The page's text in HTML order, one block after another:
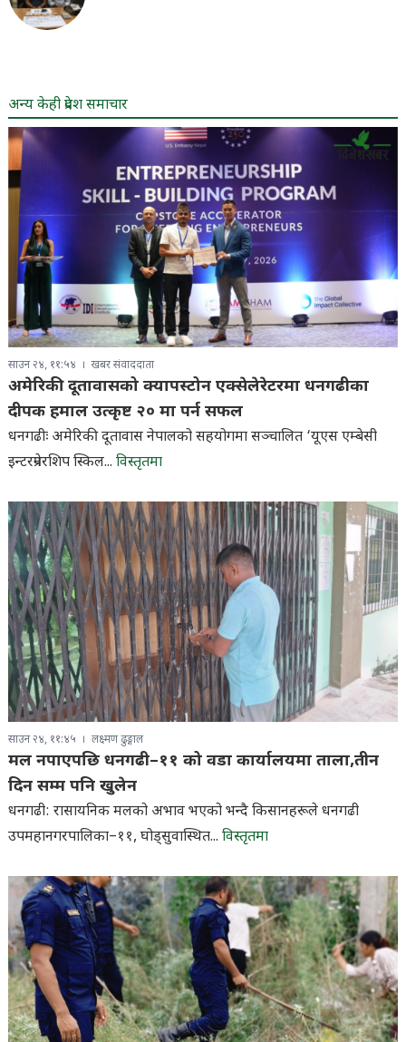
अन्य केही प्रदेश समाचार
साउन २४, ११:५४ खबर संवाददाता
अमेरिकी दूतावासको क्यापस्टोन एक्सेलेरेटरमा धनगढीका
दीपक हमाल उत्कृष्ट २० मा पर्न सफल
धनगढीः अमेरिकी दूतावास नेपालको सहयोगमा सञ्चालित ‘यूएस एम्बेसी
इन्टरप्रेनरशिप स्किल... विस्तृतमा
साउन २४, ११:४५ लक्ष्मण ढुङ्गाल
मल नपाएपछि धनगढी–११ को वडा कार्यालयमा ताला,तीन
दिन सम्म पनि खुलेन
धनगढी: रासायनिक मलको अभाव भएको भन्दै किसानहरूले धनगढी
उपमहानगरपालिका–११, घोड्सुवास्थित... विस्तृतमा